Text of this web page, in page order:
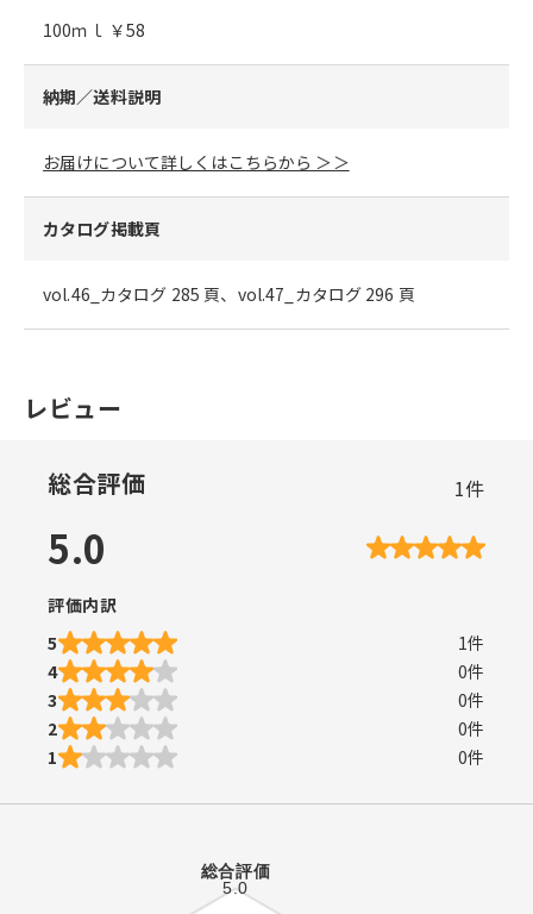
100ｍｌ ￥58
納期／送料説明
お届けについて詳しくはこちらから ＞＞
カタログ掲載頁
vol.46_カタログ 285 頁、vol.47_カタログ 296 頁
レビュー
総合評価 1件
5.0
評価内訳
5
1件
4
0件
3
0件
2
0件
1
0件